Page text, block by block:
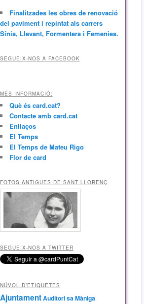
Finalitzades les obres de renovació
del paviment i repintat als carrers
Sínia, Llevant, Formentera i Femenies.
SEGUEIX-NOS A FACEBOOK
MÉS INFORMACIÓ:
Què és card.cat?
Contacte amb card.cat
Enllaços
El Temps
El Temps de Mateu Rigo
Flor de card
FOTOS ANTIGUES DE SANT LLORENÇ
SEGUEIX-NOS A TWITTER
NÚVOL D’ETIQUETES
AjuntamentAuditori sa Màniga